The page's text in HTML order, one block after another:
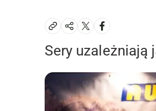
Sery uzależniają